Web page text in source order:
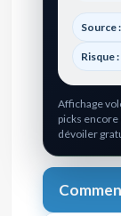
Source
Risque
Affichage
picks
dévoiler